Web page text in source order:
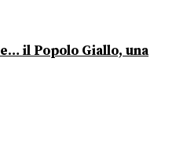
il Popolo Giallo, una